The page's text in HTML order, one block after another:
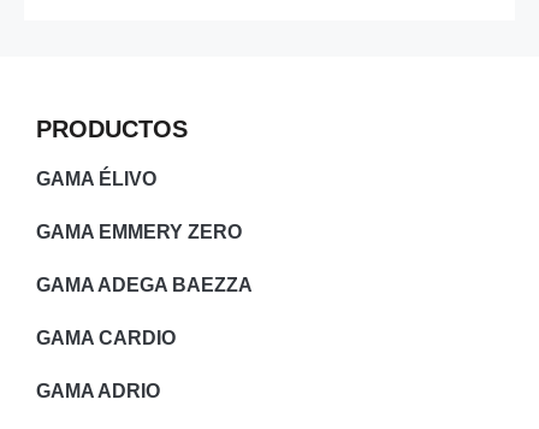
PRODUCTOS
GAMA ÉLIVO
GAMA EMMERY ZERO
GAMA ADEGA BAEZZA
GAMA CARDIO
GAMA ADRIO